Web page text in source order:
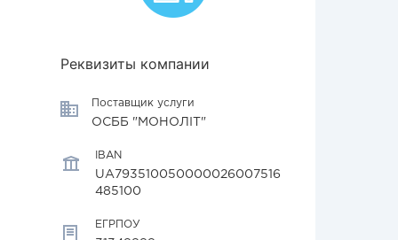
Реквизиты компании
Поставщик услуги
ОСББ "МОНОЛІТ"
IBAN
UA793510050000026007516
485100
ЕГРПОУ